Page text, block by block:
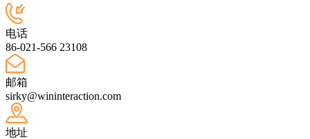
电话
86-021-566 23108
邮箱
sirky@wininteraction.com
地址